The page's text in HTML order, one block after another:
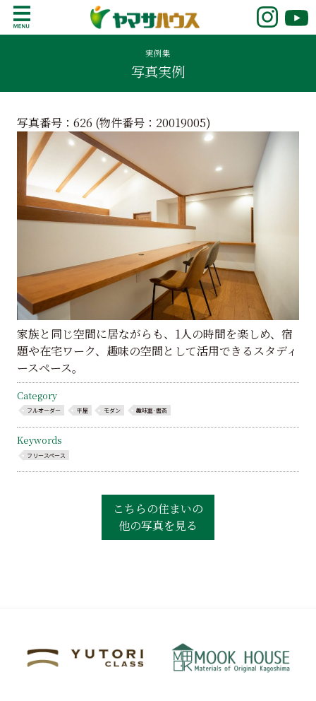
o
鹿児島で注文住宅ならヤマサハウス
新築の注文住宅や建売モデルハウスをお探し
の方はこちら。鹿児島県内で11年連続ナンバ
ーワンの実績を誇る、絆の家でおなじみの
ヤマサハウス。展示場情報や家づくりのこだ
実例集
写真実例
写真番号：626 (物件番号： 20019005)
家族と同じ空間に居ながらも、1人の時間を楽しめ、宿
題や在宅ワーク、趣味の空間として活用できるスタディ
ースペース。
Category
フルオーダー 平屋 モダン 趣味室･書斎
Keywords
フリースペース
こちらの住まいの
他の写真を見る